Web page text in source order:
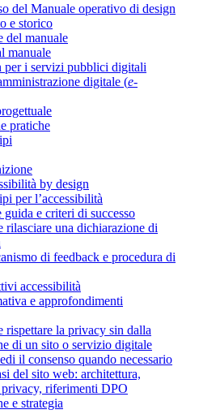
del Manuale operativo di design
e storico
del manuale
manuale
per i servizi pubblici digitali
digitale (e-
pratiche
by design
per l’accessibilità
guida e criteri di successo
rilasciare una dichiarazione di
di feedback e procedura di
accessibilità
e approfondimenti
rispettare la privacy sin dalla
di un sito o servizio digitale
il consenso quando necessario
del sito web: architettura,
riferimenti DPO
e strategia